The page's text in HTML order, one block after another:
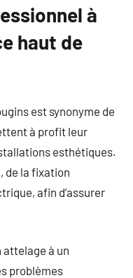
à
haut de
est synonyme de
à profit leur
esthétiques.
de la fixation
afin d’assurer
attelage à un
problèmes